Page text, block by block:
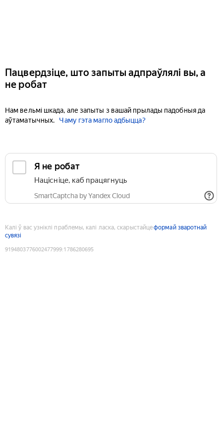
Пацвердзіце, што запыты адпраўлялі вы, а
не робат
Нам вельмі шкада, але запыты з вашай прылады падобныя да
аўтаматычных.
Чаму гэта магло адбыцца?
Я не робат
Націсніце, каб працягнуць
SmartCaptcha by Yandex Cloud
Калі ў вас узніклі праблемы, калі ласка, скарыстайцеформай зваротнай
сувязі
9194803776002477999:1786280695